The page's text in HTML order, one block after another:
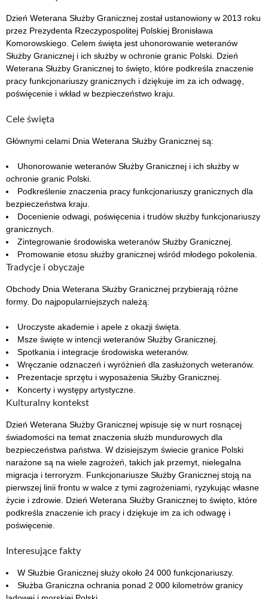
Dzień Weterana Służby Granicznej został ustanowiony w 2013 roku
przez Prezydenta Rzeczypospolitej Polskiej Bronisława
Komorowskiego. Celem święta jest uhonorowanie weteranów
Służby Granicznej i ich służby w ochronie granic Polski. Dzień
Weterana Służby Granicznej to święto, które podkreśla znaczenie
pracy funkcjonariuszy granicznych i dziękuje im za ich odwagę,
poświęcenie i wkład w bezpieczeństwo kraju.
Cele święta
Głównymi celami Dnia Weterana Służby Granicznej są:
Uhonorowanie weteranów Służby Granicznej i ich służby w
ochronie granic Polski.
Podkreślenie znaczenia pracy funkcjonariuszy granicznych dla
bezpieczeństwa kraju.
Docenienie odwagi, poświęcenia i trudów służby funkcjonariuszy
granicznych.
Zintegrowanie środowiska weteranów Służby Granicznej.
Promowanie etosu służby granicznej wśród młodego pokolenia.
Tradycje i obyczaje
Obchody Dnia Weterana Służby Granicznej przybierają różne
formy. Do najpopularniejszych należą:
Uroczyste akademie i apele z okazji święta.
Msze święte w intencji weteranów Służby Granicznej.
Spotkania i integracje środowiska weteranów.
Wręczanie odznaczeń i wyróżnień dla zasłużonych weteranów.
Prezentacje sprzętu i wyposażenia Służby Granicznej.
Koncerty i występy artystyczne.
Kulturalny kontekst
Dzień Weterana Służby Granicznej wpisuje się w nurt rosnącej
świadomości na temat znaczenia służb mundurowych dla
bezpieczeństwa państwa. W dzisiejszym świecie granice Polski
narażone są na wiele zagrożeń, takich jak przemyt, nielegalna
migracja i terroryzm. Funkcjonariusze Służby Granicznej stoją na
pierwszej linii frontu w walce z tymi zagrożeniami, ryzykując własne
życie i zdrowie. Dzień Weterana Służby Granicznej to święto, które
podkreśla znaczenie ich pracy i dziękuje im za ich odwagę i
poświęcenie.
Interesujące fakty
W Służbie Granicznej służy około 24 000 funkcjonariuszy.
Służba Graniczna ochrania ponad 2 000 kilometrów granicy